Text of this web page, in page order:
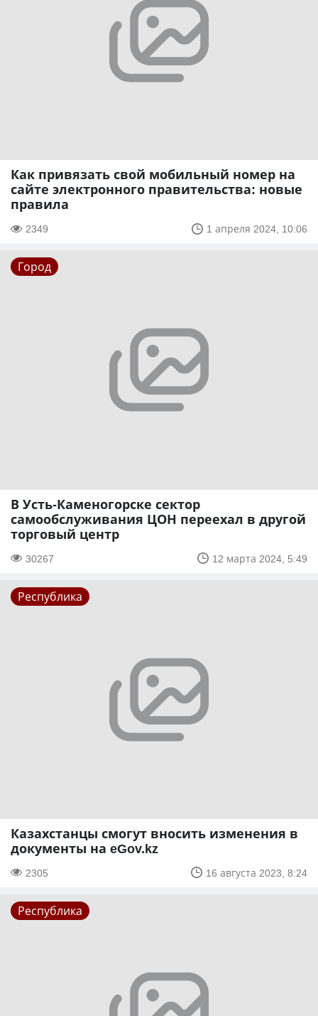
Как привязать свой мобильный номер на
сайте электронного правительства: новые
правила
2349 1 апреля 2024, 10:06
Город
В Усть-Каменогорске сектор
самообслуживания ЦОН переехал в другой
торговый центр
30267 12 марта 2024, 5:49
Республика
Казахстанцы смогут вносить изменения в
документы на eGov.kz
2305 16 августа 2023, 8:24
Республика